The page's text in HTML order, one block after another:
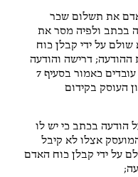
את תשלום שכר
בכתב ולפיה מסר את
על ידי קבלן כוח
מסירת ההודעה; דרישה והודעה
כאמור יכול שיימסרו גם על ידי ארגון עובדים כאמור בסעיף 7
העוסק בקידום
הודעה בכתב כי יש לו
אצלו לא קיבל
על ידי קבלן כוח האדם